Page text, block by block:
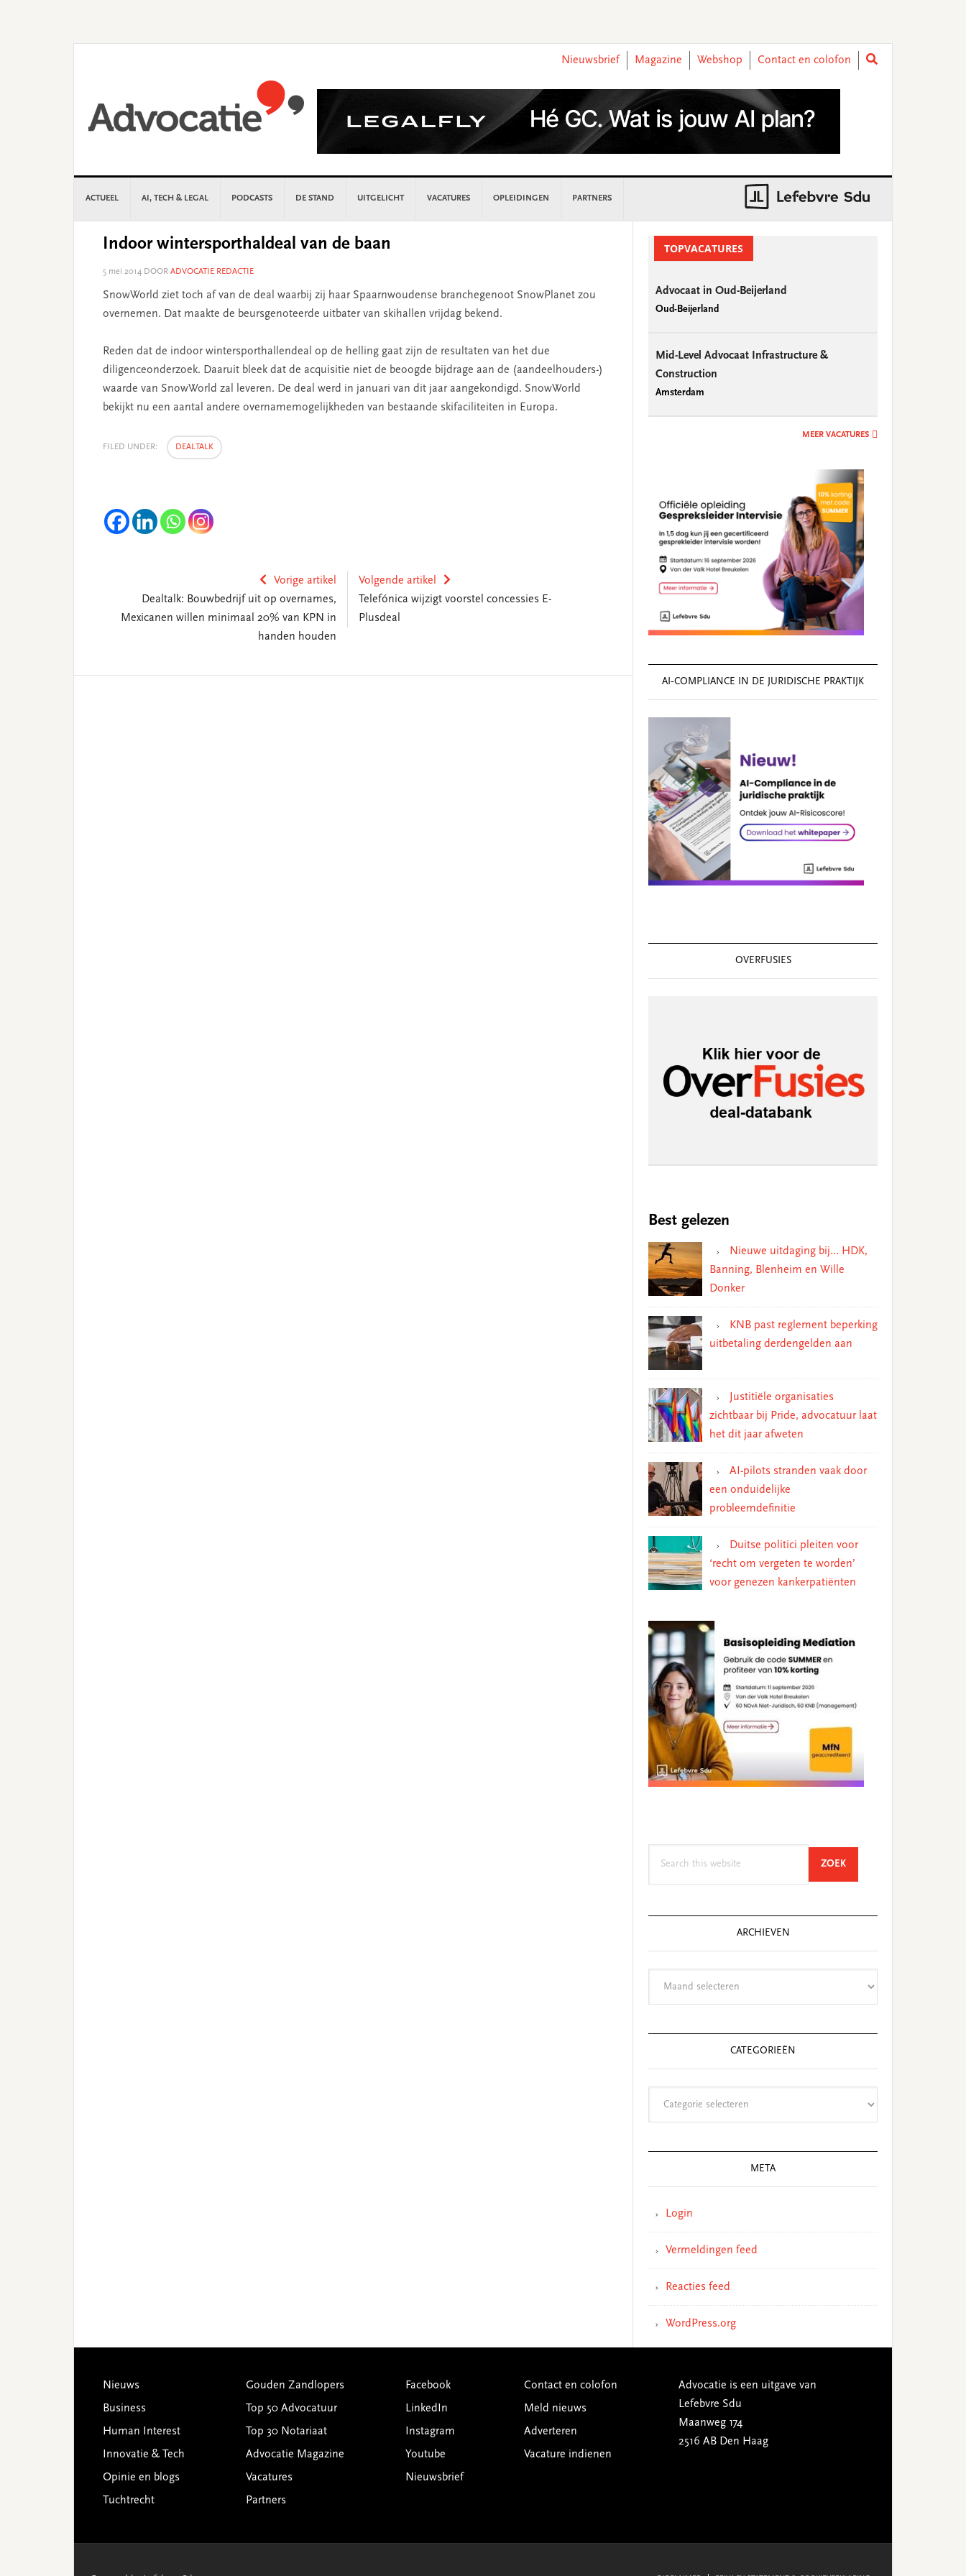
Nieuwsbrief
Magazine Webshop Contact en colofon
ACTUEEL AI, TECH & LEGAL PODCASTS DE STAND UITGELICHT VACATURES OPLEIDINGEN PARTNERS
Indoor wintersporthaldeal van de baan
5 mei 2014 DOOR ADVOCATIE REDACTIE
SnowWorld ziet toch af van de deal waarbij zij haar Spaarnwoudense branchegenoot SnowPlanet zou
overnemen. Dat maakte de beursgenoteerde uitbater van skihallen vrijdag bekend.
Reden dat de indoor wintersporthallendeal op de helling gaat zijn de resultaten van het due
diligenceonderzoek. Daaruit bleek dat de acquisitie niet de beoogde bijdrage aan de (aandeelhouders-)
waarde van SnowWorld zal leveren. De deal werd in januari van dit jaar aangekondigd. SnowWorld
bekijkt nu een aantal andere overnamemogelijkheden van bestaande skifaciliteiten in Europa.
FILED UNDER: DEALTALK
Vorige artikel
Dealtalk: Bouwbedrijf uit op overnames,
Mexicanen willen minimaal 20% van KPN in
handen houden
Volgende artikel
Telefónica wijzigt voorstel concessies E-
Plusdeal
SidebarTOPVACATURES
Advocaat in Oud-Beijerland
Oud-Beijerland
Mid-Level Advocaat Infrastructure &
Construction
Amsterdam
MEER VACATURES
AI‑COMPLIANCE IN DE JURIDISCHE PRAKTIJK
OVERFUSIES
Best gelezen
Nieuwe uitdaging bij… HDK,
Banning, Blenheim en Wille
Donker
KNB past reglement beperking
uitbetaling derdengelden aan
Justitiële organisaties
zichtbaar bij Pride, advocatuur laat
het dit jaar afweten
AI-pilots stranden vaak door
een onduidelijke
probleemdefinitie
Duitse politici pleiten voor
‘recht om vergeten te worden’
voor genezen kankerpatiënten
ZOEKSEARCH
ARCHIEVEN
CATEGORIEËN
META
Login
Vermeldingen feed
Reacties feed
WordPress.org
Footer
Nieuws
Business
Human Interest
Innovatie & Tech
Opinie en blogs
Tuchtrecht
Gouden Zandlopers
Top 50 Advocatuur
Top 30 Notariaat
Advocatie Magazine
Vacatures
Partners
Facebook
LinkedIn
Instagram
Youtube
Nieuwsbrief
Contact en colofon
Meld nieuws
Adverteren
Vacature indienen
Advocatie is een uitgave van
Lefebvre Sdu
Maanweg 174
2516 AB Den Haag